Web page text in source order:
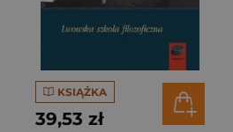
KSIĄŻKA
39,53 zł